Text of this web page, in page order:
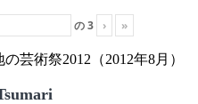
の3 › »
の芸術祭2012（2012年8月）